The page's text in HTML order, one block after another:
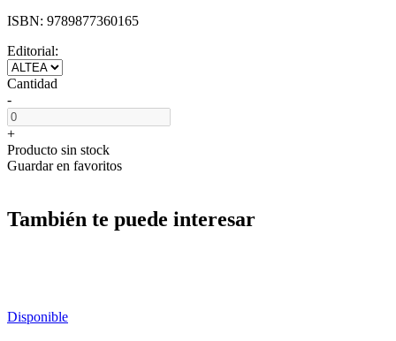
ISBN: 9789877360165
Editorial:
Cantidad
-
+
Producto sin stock
Guardar en favoritos
También te puede interesar
Disponible